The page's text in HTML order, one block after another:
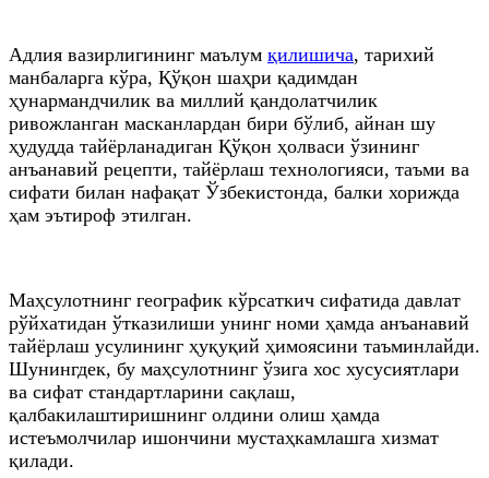
Адлия вазирлигининг маълум қилишича, тарихий
манбаларга кўра, Қўқон шаҳри қадимдан
ҳунармандчилик ва миллий қандолатчилик
ривожланган масканлардан бири бўлиб, айнан шу
ҳудудда тайёрланадиган Қўқон ҳолваси ўзининг
анъанавий рецепти, тайёрлаш технологияси, таъми ва
сифати билан нафақат Ўзбекистонда, балки хорижда
ҳам эътироф этилган.
Маҳсулотнинг географик кўрсаткич сифатида давлат
рўйхатидан ўтказилиши унинг номи ҳамда анъанавий
тайёрлаш усулининг ҳуқуқий ҳимоясини таъминлайди.
Шунингдек, бу маҳсулотнинг ўзига хос хусусиятлари
ва сифат стандартларини сақлаш,
қалбакилаштиришнинг олдини олиш ҳамда
истеъмолчилар ишончини мустаҳкамлашга хизмат
қилади.